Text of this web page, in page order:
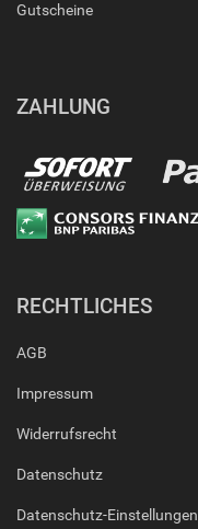
Gutscheine
ZAHLUNG
RECHTLICHES
AGB
Impressum
Widerrufsrecht
Datenschutz
Datenschutz-Einstellungen